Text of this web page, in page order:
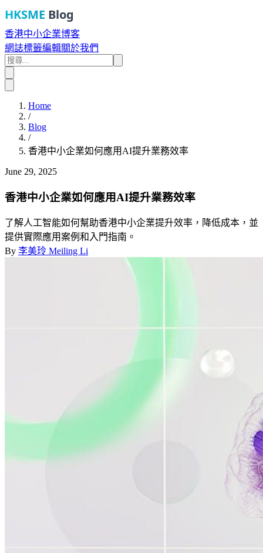
HKSME Blog
香港中小企業博客
網誌標籤編輯關於我們
Home
/
Blog
/
香港中小企業如何應用AI提升業務效率
June 29, 2025
香港中小企業如何應用AI提升業務效率
了解人工智能如何幫助香港中小企業提升效率，降低成本，並
提供實際應用案例和入門指南。
By 李美玲 Meiling Li